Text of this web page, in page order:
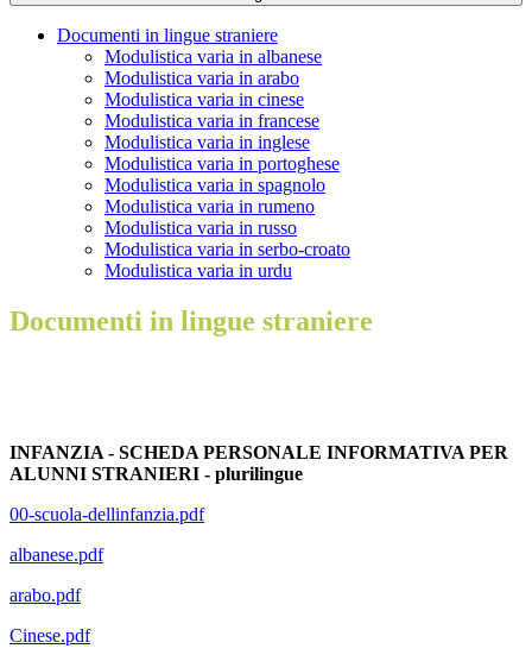
Documenti in lingue straniere
Modulistica varia in albanese
Modulistica varia in arabo
Modulistica varia in cinese
Modulistica varia in francese
Modulistica varia in inglese
Modulistica varia in portoghese
Modulistica varia in spagnolo
Modulistica varia in rumeno
Modulistica varia in russo
Modulistica varia in serbo-croato
Modulistica varia in urdu
Documenti in lingue straniere
INFANZIA - SCHEDA PERSONALE INFORMATIVA PER
ALUNNI STRANIERI - plurilingue
00-scuola-dellinfanzia.pdf
albanese.pdf
arabo.pdf
Cinese.pdf